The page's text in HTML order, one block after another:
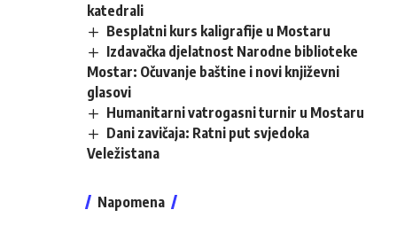
katedrali
Besplatni kurs kaligrafije u Mostaru
Izdavačka djelatnost Narodne biblioteke
Mostar: Očuvanje baštine i novi književni
glasovi
Humanitarni vatrogasni turnir u Mostaru
Dani zavičaja: Ratni put svjedoka
Veležistana
Napomena